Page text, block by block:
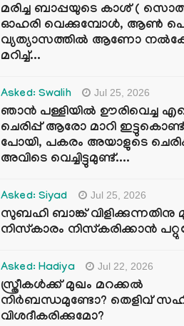
മരിച്ച ബാപ്പയുടെ കാശ് (
ഓഹരി വെക്കുമ്പോൾ, ആണ്‍
വ്യത്യാസത്തില്‍ ആണോ
മറിച്ച്...
Asked: Swalih Jul 25, 2026
ഞാൻ പള്ളിയിൽ ഊരിവെച്ച
ചെരിപ്പ് ആരോ മാറി ഇട്ടുകൊണ്ട്
പോയി, പകരം അയാളുടെ
അവിടെ വെച്ചിട്ടുമുണ്ട്....
Asked: Siyad Jul 25, 2026
സുബഹി ബാങ്ക് വിളിക്കുന്നതിനു
നിസ്കാരം നിസ്കരിക്കാൻ
Asked: Hadiya Jul 22, 2026
സ്ത്രീകൾക്ക് മുഖം മറക്കൽ
നിർബന്ധമുണ്ടോ? തെളിവ്
വിശദീകരിക്കുമോ?